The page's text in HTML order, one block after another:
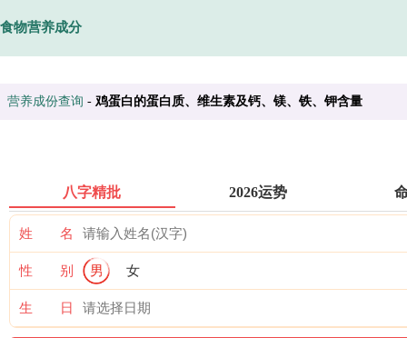
食物营养成分
营养成份查询 - 鸡蛋白的蛋白质、维生素及钙、镁、铁、钾含量
八字精批 2026运势
姓 名
性 别 男 女
生 日